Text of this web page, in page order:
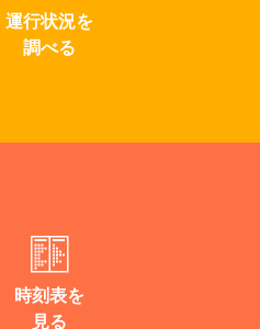
運行状況を
調べる
時刻表を
見る